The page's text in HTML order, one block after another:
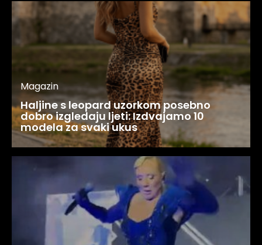
Magazin
Haljine s leopard uzorkom posebno
dobro izgledaju ljeti: Izdvajamo 10
modela za svaki ukus